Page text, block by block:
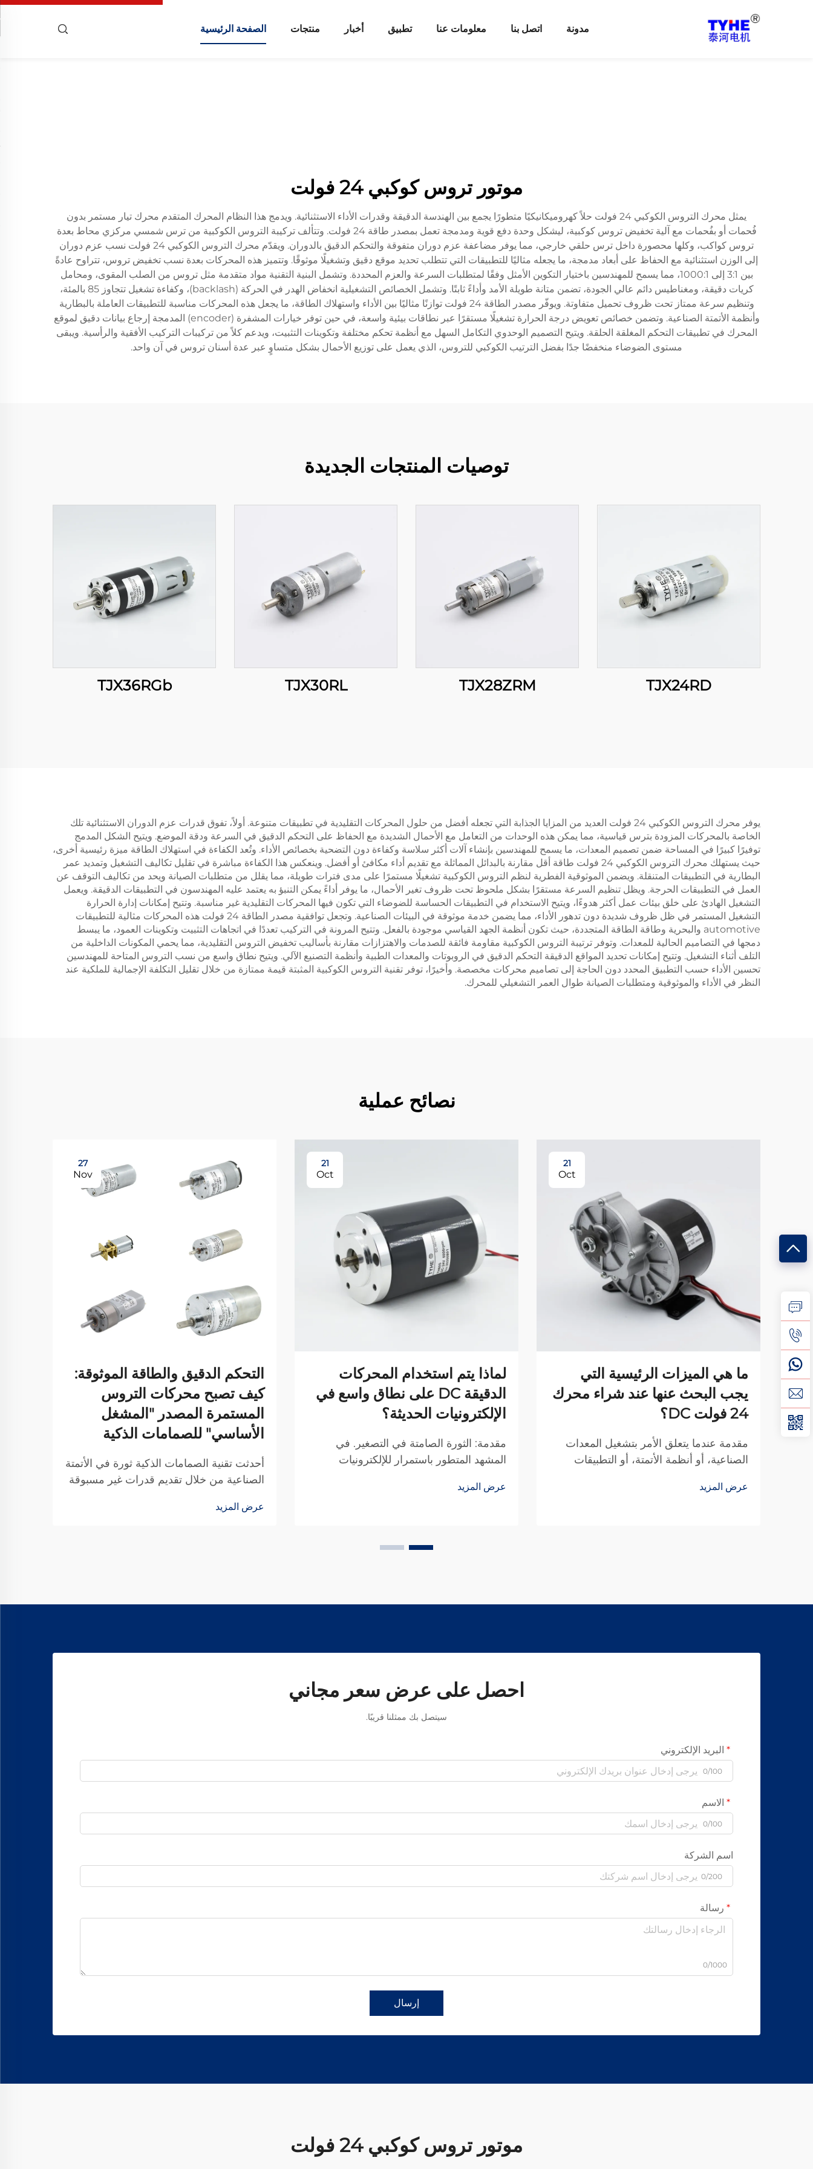
الصفحة الرئيسية منتجات أخبار تطبيق معلومات عنا اتصل بنا مدونة
موتور تروس كوكبي 24 فولت
يمثل محرك التروس الكوكبي 24 فولت حلاً كهروميكانيكيًا متطورًا يجمع بين الهندسة الدقيقة وقدرات الأداء الاستثنائية. ويدمج هذا النظام المحرك المتقدم محرك تيار مستمر بدون
فُحمات أو بفُحمات مع آلية تخفيض تروس كوكبية، ليشكل وحدة دفع قوية ومدمجة تعمل بمصدر طاقة 24 فولت. وتتألف تركيبة التروس الكوكبية من ترس شمسي مركزي محاط بعدة
تروس كواكب، وكلها محصورة داخل ترس حلقي خارجي، مما يوفر مضاعفة عزم دوران متفوقة والتحكم الدقيق بالدوران. ويقدّم محرك التروس الكوكبي 24 فولت نسب عزم دوران
إلى الوزن استثنائية مع الحفاظ على أبعاد مدمجة، ما يجعله مثاليًا للتطبيقات التي تتطلب تحديد موقع دقيق وتشغيلًا موثوقًا. وتتميز هذه المحركات بعدة نسب تخفيض تروس، تتراوح عادةً
بين 3:1 إلى 1000:1، مما يسمح للمهندسين باختيار التكوين الأمثل وفقًا لمتطلبات السرعة والعزم المحددة. وتشمل البنية التقنية مواد متقدمة مثل تروس من الصلب المقوى، ومحامل
كريات دقيقة، ومغناطيس دائم عالي الجودة، تضمن متانة طويلة الأمد وأداءً ثابتًا. وتشمل الخصائص التشغيلية انخفاض الهدر في الحركة (backlash)، وكفاءة تشغيل تتجاوز 85 بالمئة،
وتنظيم سرعة ممتاز تحت ظروف تحميل متفاوتة. ويوفّر مصدر الطاقة 24 فولت توازنًا مثاليًا بين الأداء واستهلاك الطاقة، ما يجعل هذه المحركات مناسبة للتطبيقات العاملة بالبطارية
وأنظمة الأتمتة الصناعية. وتضمن خصائص تعويض درجة الحرارة تشغيلًا مستقرًا عبر نطاقات بيئية واسعة، في حين توفر خيارات المشفرة (encoder) المدمجة إرجاع بيانات دقيق لموقع
المحرك في تطبيقات التحكم المغلقة الحلقة. ويتيح التصميم الوحدوي التكامل السهل مع أنظمة تحكم مختلفة وتكوينات التثبيت، ويدعم كلاً من تركيبات التركيب الأفقية والرأسية. ويبقى
مستوى الضوضاء منخفضًا جدًا بفضل الترتيب الكوكبي للتروس، الذي يعمل على توزيع الأحمال بشكل متساوٍ عبر عدة أسنان تروس في آن واحد.
توصيات المنتجات الجديدة
TJX24RD
TJX28ZRM
TJX30RL
TJX36RGb
يوفر محرك التروس الكوكبي 24 فولت العديد من المزايا الجذابة التي تجعله أفضل من حلول المحركات التقليدية في تطبيقات متنوعة. أولاً، تفوق قدرات عزم الدوران الاستثنائية تلك
الخاصة بالمحركات المزودة بترس قياسية، مما يمكن هذه الوحدات من التعامل مع الأحمال الشديدة مع الحفاظ على التحكم الدقيق في السرعة ودقة الموضع. ويتيح الشكل المدمج
توفيرًا كبيرًا في المساحة ضمن تصميم المعدات، ما يسمح للمهندسين بإنشاء آلات أكثر سلاسة وكفاءة دون التضحية بخصائص الأداء. وتُعد الكفاءة في استهلاك الطاقة ميزة رئيسية أخرى،
حيث يستهلك محرك التروس الكوكبي 24 فولت طاقة أقل مقارنة بالبدائل المماثلة مع تقديم أداء مكافئ أو أفضل. وينعكس هذا الكفاءة مباشرة في تقليل تكاليف التشغيل وتمديد عمر
البطارية في التطبيقات المتنقلة. ويضمن الموثوقية الفطرية لنظم التروس الكوكبية تشغيلًا مستمرًا على مدى فترات طويلة، مما يقلل من متطلبات الصيانة ويحد من تكاليف التوقف عن
العمل في التطبيقات الحرجة. ويظل تنظيم السرعة مستقرًا بشكل ملحوظ تحت ظروف تغير الأحمال، ما يوفر أداءً يمكن التنبؤ به يعتمد عليه المهندسون في التطبيقات الدقيقة. ويعمل
التشغيل الهادئ على خلق بيئات عمل أكثر هدوءًا، ويتيح الاستخدام في التطبيقات الحساسة للضوضاء التي تكون فيها المحركات التقليدية غير مناسبة. وتتيح إمكانات إدارة الحرارة
التشغيل المستمر في ظل ظروف شديدة دون تدهور الأداء، مما يضمن خدمة موثوقة في البيئات الصناعية. وتجعل توافقية مصدر الطاقة 24 فولت هذه المحركات مثالية للتطبيقات
automotive والبحرية وطاقة الطاقة المتجددة، حيث تكون أنظمة الجهد القياسي موجودة بالفعل. وتتيح المرونة في التركيب تعددًا في اتجاهات التثبيت وتكوينات العمود، ما يبسط
دمجها في التصاميم الحالية للمعدات. وتوفر ترتيبة التروس الكوكبية مقاومة فائقة للصدمات والاهتزازات مقارنة بأساليب تخفيض التروس التقليدية، مما يحمي المكونات الداخلية من
التلف أثناء التشغيل. وتتيح إمكانات تحديد المواقع الدقيقة التحكم الدقيق في الروبوتات والمعدات الطبية وأنظمة التصنيع الآلي. ويتيح نطاق واسع من نسب التروس المتاحة للمهندسين
تحسين الأداء حسب التطبيق المحدد دون الحاجة إلى تصاميم محركات مخصصة. وأخيرًا، توفر تقنية التروس الكوكبية المثبتة قيمة ممتازة من خلال تقليل التكلفة الإجمالية للملكية عند
النظر في الأداء والموثوقية ومتطلبات الصيانة طوال العمر التشغيلي للمحرك.
نصائح عملية
21
Oct
ما هي الميزات الرئيسية التي
يجب البحث عنها عند شراء محرك
24 فولت DC؟
مقدمة عندما يتعلق الأمر بتشغيل المعدات
الصناعية، أو أنظمة الأتمتة، أو التطبيقات
تُعد خيارًا شائعًا نظرًا لتوازنها الأمثل بين القوة
عرض المزيد
21
Oct
لماذا يتم استخدام المحركات
الدقيقة DC على نطاق واسع في
الإلكترونيات الحديثة؟
مقدمة: الثورة الصامتة في التصغير. في
المشهد المتطور باستمرار للإلكترونيات
التيار كمكونات لا غنى عنها تُسهم في تشغيل
عرض المزيد
27
Nov
التحكم الدقيق والطاقة الموثوقة:
كيف تصبح محركات التروس
المستمرة المصدر "المشغل
الأساسي" للصمامات الذكية
أحدثت تقنية الصمامات الذكية ثورة في الأتمتة
الصناعية من خلال تقديم قدرات غير مسبوقة
الأنظمة المتطورة توجد مكوّن حيوي يقوم
عرض المزيد
احصل على عرض سعر مجاني
سيتصل بك ممثلنا قريبًا.
البريد الإلكتروني
0/100
الاسم
0/100
اسم الشركة
0/200
رسالة
0/1000
إرسال
موتور تروس كوكبي 24 فولت